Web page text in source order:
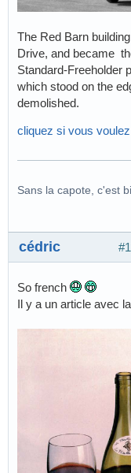
The Red Barn
Drive, and became
Standard-Freeholder
which stood on the
demolished.
cliquez si vous
Sans la capote, c'est
cédric
So french
Il y a un article avec